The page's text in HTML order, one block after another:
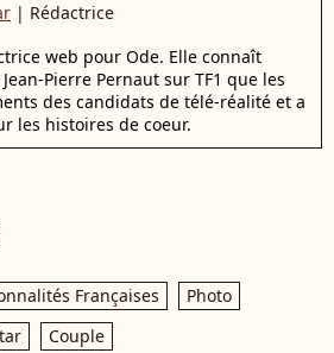
| Rédactrice
web pour Ode. Elle connaît
Pierre Pernaut sur TF1 que les
des candidats de télé-réalité et a
les histoires de coeur.
Françaises
Photo
Couple